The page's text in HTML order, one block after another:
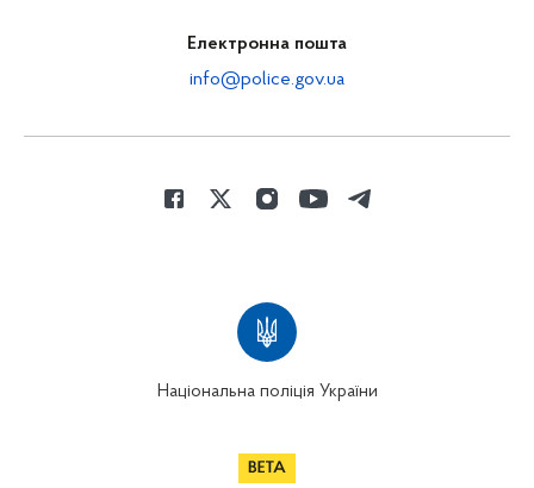
Електронна пошта
info@police.gov.ua
Національна поліція України